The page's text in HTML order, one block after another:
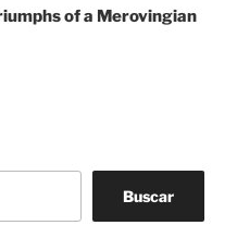
of a Merovingian
Buscar